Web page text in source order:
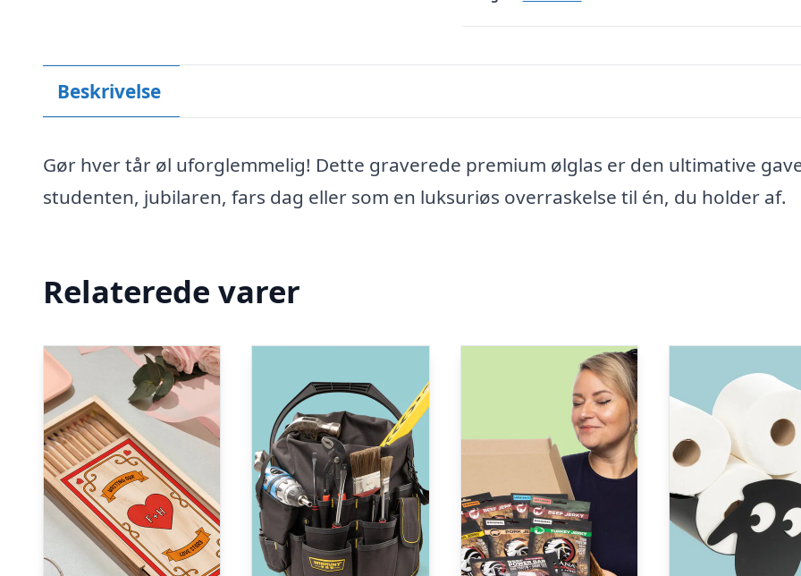
Beskrivelse
Gør hver tår øl uforglemmelig! Dette graverede premium ølglas er den ultimative
studenten, jubilaren, fars dag eller som en luksuriøs overraskelse til én, du holder af.
Relaterede varer